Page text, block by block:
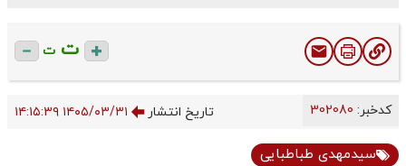
ت ت
کدخبر: تاریخ انتشار ۱۴۰۵/۰۳/۳۱ ۱۴:۱۵:۳۹
سیدمهدی طباطبایی